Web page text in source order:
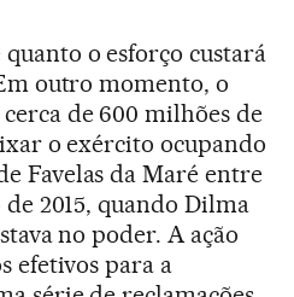
o esforço custará
outro momento, o
de 600 milhões de
o exército ocupando
Favelas da Maré entre
2015, quando Dilma
no poder. A ação
efetivos para a